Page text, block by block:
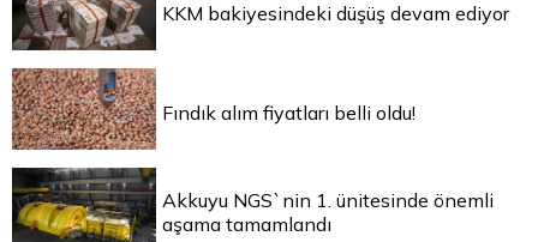
KKM bakiyesindeki düşüş devam ediyor
Fındık alım fiyatları belli oldu!
Akkuyu NGS`nin 1. ünitesinde önemli
aşama tamamlandı